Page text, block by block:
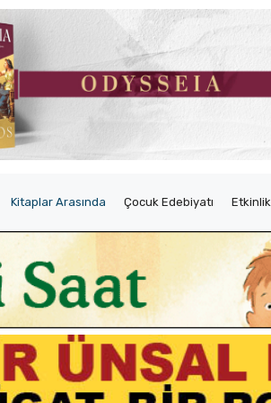
Kitaplar Arasında Çocuk Edebiyatı Etkinlik